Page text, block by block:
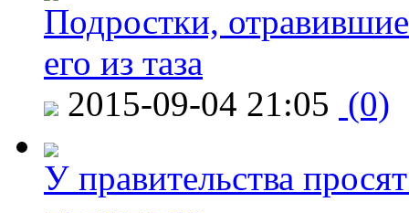
Подростки,
его из таза
2015-09-04 21:05 (0)
У правительства